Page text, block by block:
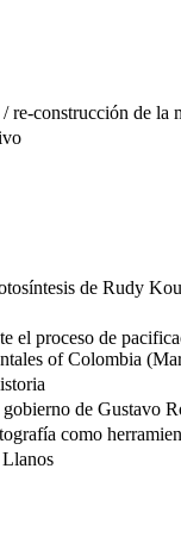
/ re-construcción de
de Rudy
el proceso de
of Colombia
de Gustavo
como